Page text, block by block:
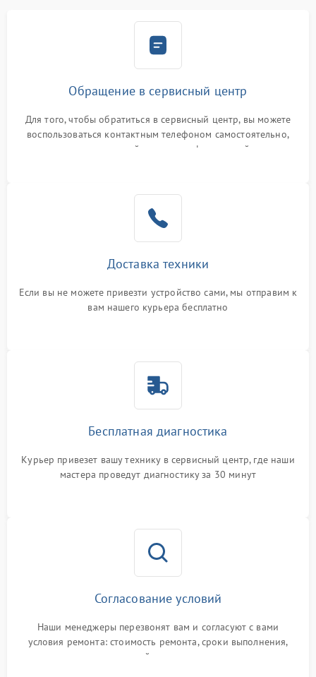
Обращение в сервисный центр
Для того, чтобы обратиться в сервисный центр, вы можете
воспользоваться контактным телефоном самостоятельно,
или оставить свой номер телефона на сайте
Доставка техники
Если вы не можете привезти устройство сами, мы отправим к
вам нашего курьера бесплатно
Бесплатная диагностика
Курьер привезет вашу технику в сервисный центр, где наши
мастера проведут диагностику за 30 минут
Согласование условий
Наши менеджеры перезвонят вам и согласуют с вами
условия ремонта: стоимость ремонта, сроки выполнения,
гарантийные условия